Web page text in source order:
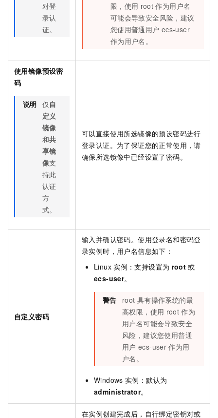
对登
录认
证。
限，使用 root 作为用户名
可能会导致安全风险，建议
您使用普通用户 ecs-user
作为用户名。
使用镜像预设密
码
说明 仅 自
定义
镜像
和共
享镜
像支
持此
认证
方
式。
可以直接使用所选镜像的预设密码进行
登录认证。为了保证您的正常使用，请
确保所选镜像中已经设置了密码。
自定义密码
输入并确认密码。使用登录名和密码登
录实例时，用户名信息如下：
Linux 实例：支持设置为 root 或
ecs-user。
警告 root 具有操作系统的最
高权限，使用 root 作为
用户名可能会导致安全
风险，建议您使用普通
用户 ecs-user 作为用
户名。
Windows 实例：默认为
administrator。
在实例创建完成后，自行绑定密钥对或